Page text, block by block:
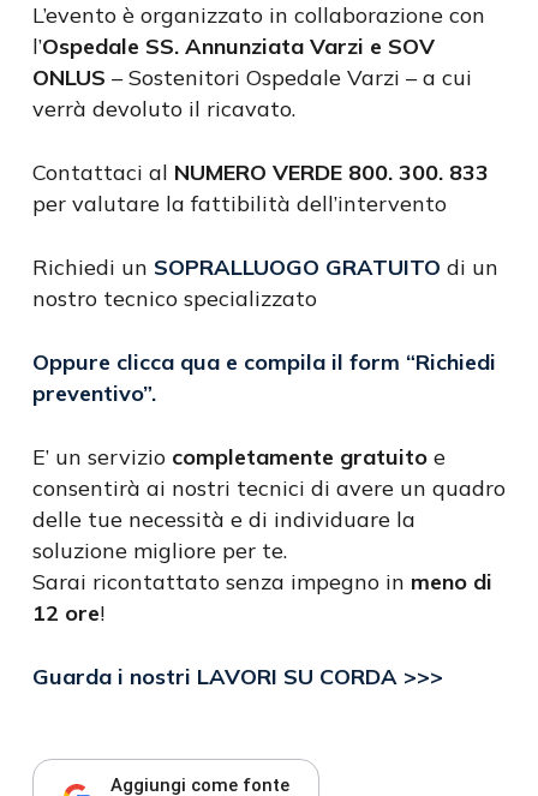
L’evento è organizzato in collaborazione con
l’Ospedale SS. Annunziata Varzi e SOV
ONLUS – Sostenitori Ospedale Varzi – a cui
verrà devoluto il ricavato.
Contattaci al NUMERO VERDE 800. 300. 833
per valutare la fattibilità dell’intervento
Richiedi un SOPRALLUOGO GRATUITO di un
nostro tecnico specializzato
Oppure clicca qua e compila il form “Richiedi
preventivo”.
E’ un servizio completamente gratuitoe
consentirà ai nostri tecnici di avere un quadro
delle tue necessità e di individuare la
soluzione migliore per te.
Sarai ricontattato senza impegno in meno di
12 ore!
Guarda i nostri LAVORI SU CORDA >>>
Aggiungi come fonte